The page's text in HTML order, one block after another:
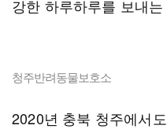
강한 하루하루를 보내
청주반려동물보호소
2020년 충북 청주에서